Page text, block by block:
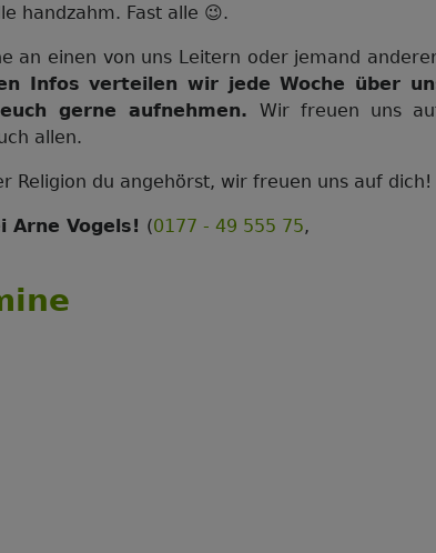
handzahm. Fast alle 😉.
an einen von uns Leitern oder jemand
Infos verteilen wir jede Woche über
gerne aufnehmen. Wir freuen uns
allen.
Religion du angehörst, wir freuen uns auf dich!
Arne Vogels! (0177 - 49 555 75,